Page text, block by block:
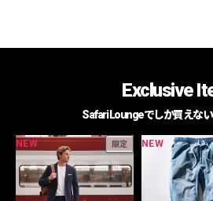
Exclusive
Safari Loungeでしか買えな
NEW 限定 NEW